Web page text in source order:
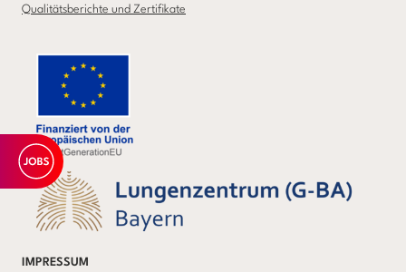
Qualitätsberichte und Zertifikate
IMPRESSUM